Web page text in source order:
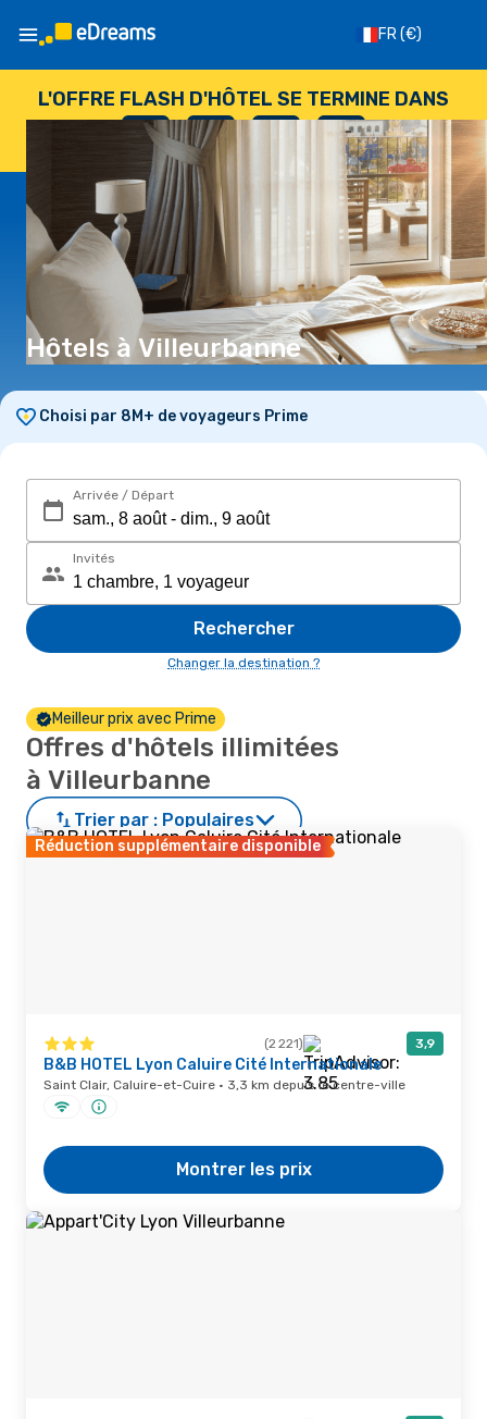
FR(€)
L'OFFRE FLASH D'HÔTEL SE TERMINE DANS
--
JOURS
: --
HEURES
: --
SECONDES
Hôtels à Villeurbanne
Choisi par 8M+ de voyageurs Prime
Arrivée / Départ
Invités
Rechercher
Changer la destination ?
Meilleur prix avec Prime
Offres d'hôtels illimitées
à Villeurbanne
Trier par : Populaires
Réduction supplémentaire disponible
(2 221) 3,9
B&B HOTEL Lyon Caluire Cité Internationale
Saint Clair, Caluire-et-Cuire · 3,3 km depuis le centre-ville
Montrer les prix